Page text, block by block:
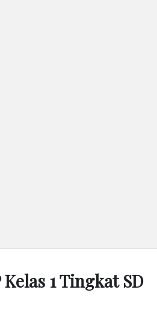
Kelas 1 Tingkat SD